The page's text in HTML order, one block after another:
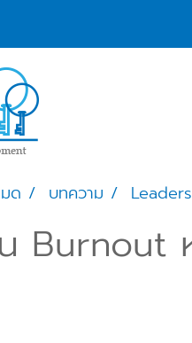
ด บทความ
Burnout